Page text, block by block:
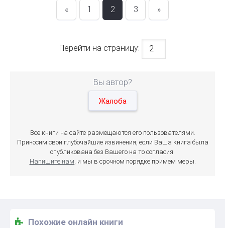
« 1 2 3 »
Перейти на страницу:
Вы автор?
Жалоба
Все книги на сайте размещаются его пользователями.
Приносим свои глубочайшие извинения, если Ваша книга была
опубликована без Вашего на то согласия.
Напишите нам , и мы в срочном порядке примем меры.
Похожие онлайн книги